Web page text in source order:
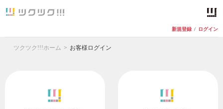
新規登録 / ログイン
ツクツク!!!ホーム お客様ログイン